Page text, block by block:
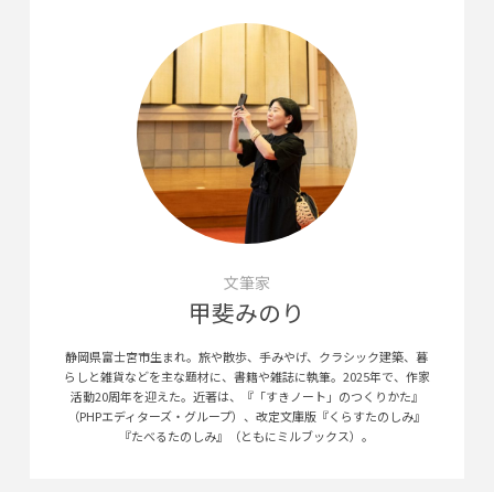
文筆家
甲斐みのり
静岡県富士宮市生まれ。旅や散歩、手みやげ、クラシック建築、暮
らしと雑貨などを主な題材に、書籍や雑誌に執筆。2025年で、作家
活動20周年を迎えた。近著は、『「すきノート」のつくりかた』
（PHPエディターズ・グループ）、改定文庫版『くらすたのしみ』
『たべるたのしみ』（ともにミルブックス）。